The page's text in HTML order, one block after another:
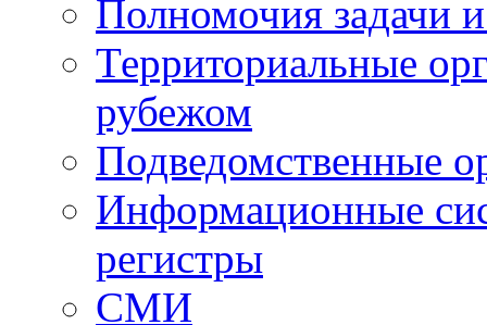
Полномочия задачи
Территориальные
рубежом
Подведомственные
Информационные
регистры
СМИ